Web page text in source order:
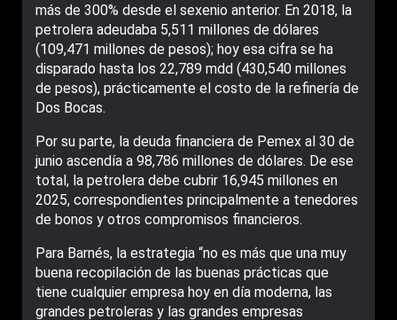
más de 300% desde el sexenio anterior. En 2018, la
petrolera adeudaba 5,511 millones de dólares
(109,471 millones de pesos); hoy esa cifra se ha
disparado hasta los 22,789 mdd (430,540 millones
de pesos), prácticamente el costo de la refinería de
Dos Bocas.
Por su parte, la deuda financiera de Pemex al 30 de
junio ascendía a 98,786 millones de dólares. De ese
total, la petrolera debe cubrir 16,945 millones en
2025, correspondientes principalmente a tenedores
de bonos y otros compromisos financieros.
Para Barnés, la estrategia “no es más que una muy
buena recopilación de las buenas prácticas que
tiene cualquier empresa hoy en día moderna, las
grandes petroleras y las grandes empresas